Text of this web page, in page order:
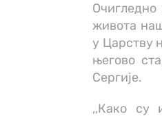
живота
у Царству
његово
Сергије.
,,Како су